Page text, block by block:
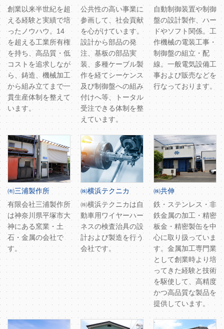
創業以来半世紀を超
える経験と実績で培
ったノウハウ。14
を超える工業所有権
を持ち、高品質・低
コストを追求しなが
ら、鋳造、機械加工
から組み立てまで一
貫生産体制を整えて
います。
公共性の高い事業に
参画して、社会貢献
を心がけています。
設計から部品の発
注、基板の部品実
装、多種ケーブル製
作を経てシーケンス
及び制御盤への組み
付けへ等、トータル
受注できる体制を整
えています。
自動制御装置や制御
盤の設計製作、ハー
ドやソフト関係。工
作機械の電装工事・
制御盤の組立・配
線。一般電気設備工
事および販売などを
行なっております。
㈲三浦製作所
有限会社三浦製作所
は神奈川県平塚市大
神にある窯業・土
石・金属の会社で
す。
㈱横浜テクニカ
㈱横浜テクニカは自
動車用ワイヤーハー
ネスの検査治具の設
計および製造を行う
会社です。
㈱共伸
鉄・ステンレス・非
鉄金属の加工・精密
板金・精密製缶を中
心に取り扱っていま
す。金属加工専門業
として創業時より培
ってきた経験と技術
を駆使して、高精度
かつ高品質な製品を
提供しています。